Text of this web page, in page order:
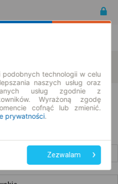
technologii w celu
naszych usług oraz
usług zgodnie z
Wyrażoną zgodę
cofnąć lub zmienić.
prywatności.
Zezwalam